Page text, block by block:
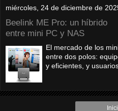
miércoles, 24 de diciembre de
Beelink ME Pro: un híbrido
entre mini PC y NAS
El mercado de los
entre dos polos:
y eficientes, y